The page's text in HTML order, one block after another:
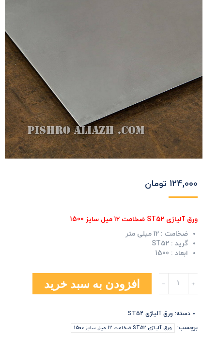
124,000 تومان
ورق آلیاژی ST52 ضخامت 12 میل سایز 1500
ضخامت : 12 میلی متر
گرید : ST52
ابعاد : 1500
آلیاژی
ST52
12
میل
افزودن به سبد خرید
دسته: ورق آلیاژی ST52
برچسب:
ورق آلیاژی ST52 ضخامت 12 میل سایز 1500